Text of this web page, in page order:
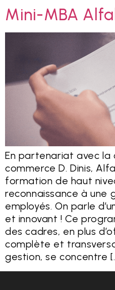
Mini-MBA
En partenariat avec la
commerce D. Dinis,
formation de haut
reconnaissance à une
employés. On parle
et innovant ! Ce
des cadres, en plus
complète et
gestion, se concentre